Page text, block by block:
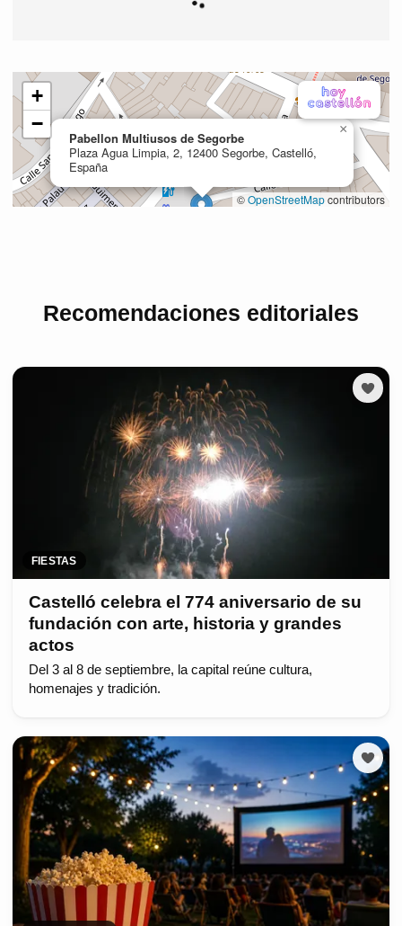
Recomendaciones editoriales
FIESTAS
Castelló celebra el 774 aniversario de su
fundación con arte, historia y grandes
actos
Del 3 al 8 de septiembre, la capital reúne cultura,
homenajes y tradición.